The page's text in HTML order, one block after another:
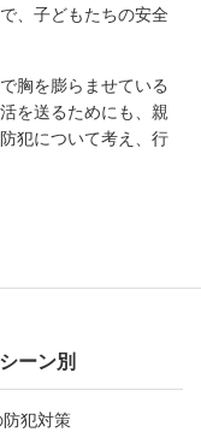
、子どもたちの安全
胸を膨らませている
を送るためにも、親
犯について考え、行
ーン別
防犯対策